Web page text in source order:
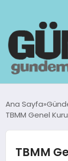
YAŞAM
Ana Sayfa
TBMM Genel
TBMM